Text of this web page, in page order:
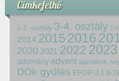
Címkefelhő
1-2. osztály 3-4. osztály 5-
2014 2015 2016
2020 2021 2022 2023
adomány advent ajándékok
DÖk gyűlés EFOP-3.1.6-